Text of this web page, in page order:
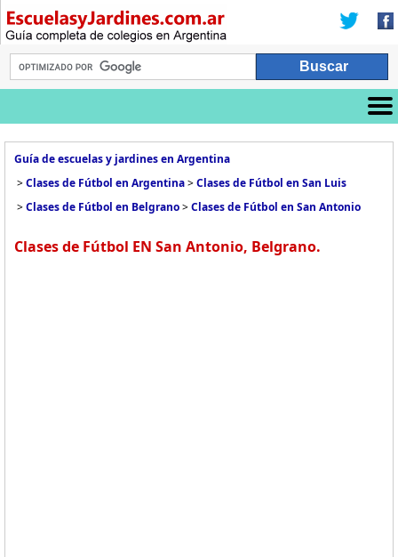
Guía de escuelas y jardines en Argentina
>Clases de Fútbol en Argentina>Clases de Fútbol en San Luis
>Clases de Fútbol en Belgrano>Clases de Fútbol en San Antonio
Clases de Fútbol EN San Antonio, Belgrano.